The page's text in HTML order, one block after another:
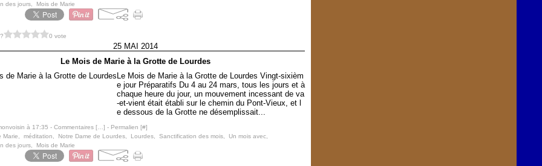
des jours
Mois de Marie
0 vote
25 MAI 2014
Le Mois de Marie à la Grotte de Lourdes
Le Mois de Marie à la Grotte de Lourdes Vingt-sixièm
e jour Préparatifs Du 4 au 24 mars, tous les jours et à
chaque heure du jour, un mouvement incessant de va
-et-vient était établi sur le chemin du Pont-Vieux, et l
e dessous de la Grotte ne désemplissait...
à 17:35 - Commentaires [ ] - Permalien [#]
Marie méditation Notre Dame de Lourdes Lourdes Sanctification des mois Un mois avec
des jours
Mois de Marie